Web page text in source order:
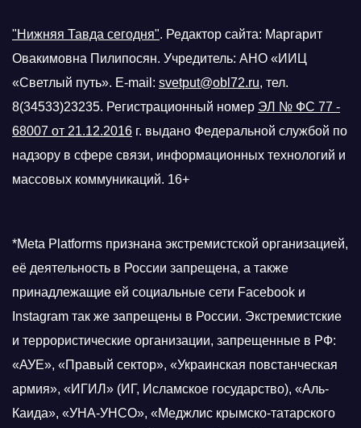
"Нижняя Тавда сегодня". Редактор сайта: Маргарит
Овакимовна Пилипосян. Учредитель: АНО «ИИЦ
«Светлый путь». E-mail: svetput@obl72.ru, тел.
8(34533)23235. Регистрационный номер ЭЛ № ФС 77 -
68007 от 21.12.2016 г. выдано Федеральной службой по
надзору в сфере связи, информационных технологий и
массовых коммуникаций. 16+
*Meta Platforms признана экстремистской организацией,
её деятельность в России запрещена, а также
принадлежащие ей социальные сети Facebook и
Instagram так же запрещены в России. Экстремистские
и террористические организации, запрещенные в РФ:
«АУЕ», «Правый сектор», «Украинская повстанческая
армия», «ИГИЛ» (ИГ, Исламское государство), «Аль-
Каида», «УНА-УНСО», «Меджлис крымско-татарского